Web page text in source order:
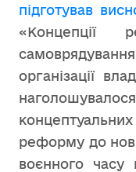
підготував
«Концепції
організації
реформу до
воєнного часу